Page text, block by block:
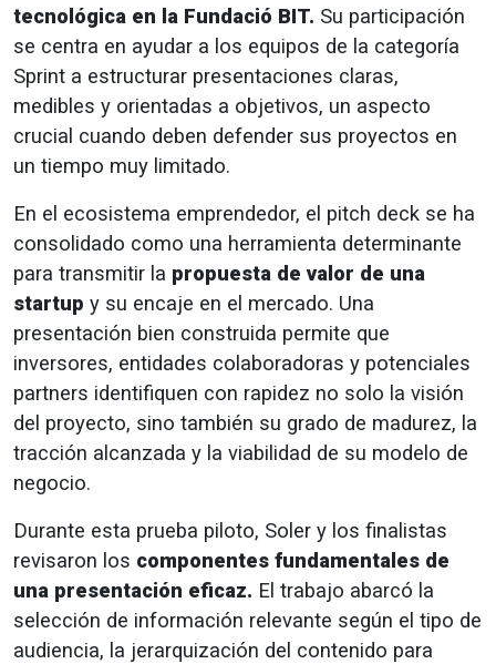
tecnológica en la Fundació BIT. Su participación
se centra en ayudar a los equipos de la categoría
Sprint a estructurar presentaciones claras,
medibles y orientadas a objetivos, un aspecto
crucial cuando deben defender sus proyectos en
un tiempo muy limitado.
En el ecosistema emprendedor, el pitch deck se ha
consolidado como una herramienta determinante
para transmitir la propuesta de valor de una
startup y su encaje en el mercado. Una
presentación bien construida permite que
inversores, entidades colaboradoras y potenciales
partners identifiquen con rapidez no solo la visión
del proyecto, sino también su grado de madurez, la
tracción alcanzada y la viabilidad de su modelo de
negocio.
Durante esta prueba piloto, Soler y los finalistas
revisaron los componentes fundamentales de
una presentación eficaz. El trabajo abarcó la
selección de información relevante según el tipo de
audiencia, la jerarquización del contenido para